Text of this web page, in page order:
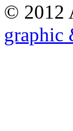
© 2012
graphic